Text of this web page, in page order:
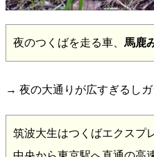
夜のつくばを走る車、 馬鹿
→ 夜の大通りが広すぎるしガ
筑波大生はつくばエクスプ